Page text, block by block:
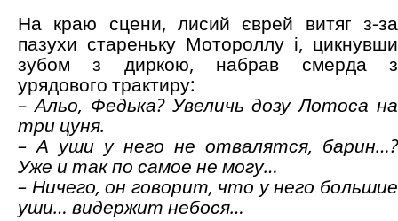
На краю сцени, лисий єврей витяг з-за
пазухи стареньку Мотороллу і, цикнувши
зубом з диркою, набрав смерда з
урядового трактиру:
– Альо, Федька? Увеличь дозу Лотоса на
три цуня.
– А уши у него не отвалятся, барин…?
Уже и так по самое не могу…
– Ничего, он говорит, что у него большие
уши… видержит небося…